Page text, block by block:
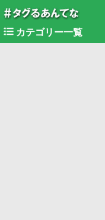
カテゴリー一覧